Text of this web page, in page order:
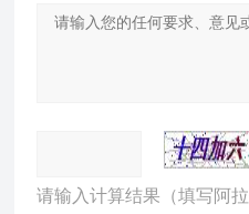
请输入计算结果（填写阿